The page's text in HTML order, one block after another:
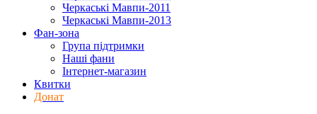
Черкаські Мавпи-2011
Черкаські Мавпи-2013
Фан-зона
Група підтримки
Наші фани
Інтернет-магазин
Квитки
Донат